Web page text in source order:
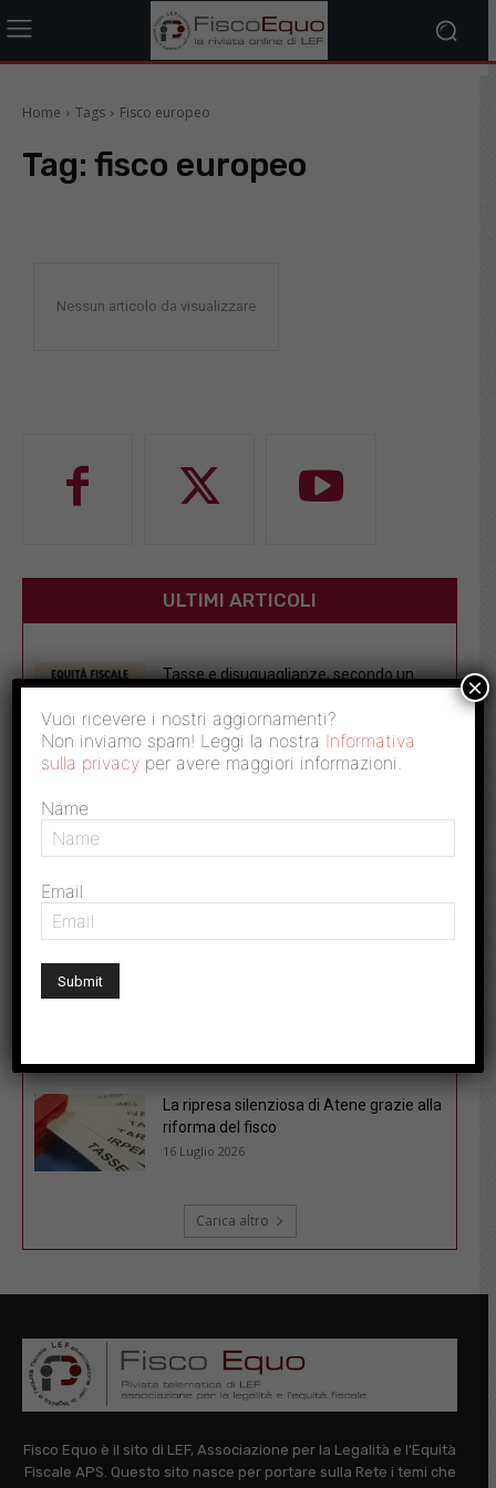
Home Tags Fisco europeo
Tag: fisco europeo
Nessun articolo da visualizzare
ULTIMI ARTICOLI
Tasse e disuguaglianze, secondo un
30 Luglio 2026
subito...
22 Luglio 2026
La ripresa silenziosa di Atene grazie alla
riforma del fisco
16 Luglio 2026
Carica altro
Fisco Equo è il sito di LEF, Associazione per la Legalità e l'Equità
Fiscale APS. Questo sito nasce per portare sulla Rete i temi che
Vuoi ricevere i nostri aggiornamenti?
Non inviamo spam! Leggi la nostra Informativa
sulla privacy per avere maggiori informazioni.
Name
Email
×